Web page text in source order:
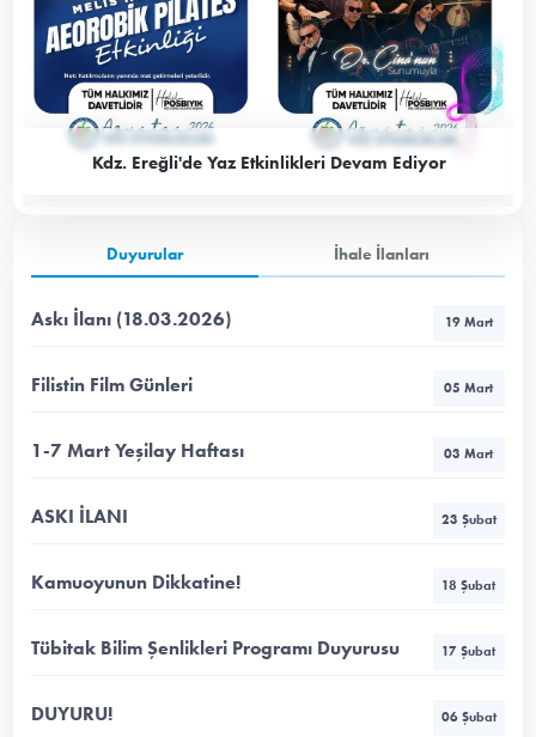
Kdz. Ereğli'de Yaz Etkinlikleri Devam Ediyor
Duyurular İhale İlanları
Askı İlanı (18.03.2026) 19 Mart
Filistin Film Günleri 05 Mart
1-7 Mart Yeşilay Haftası 03 Mart
ASKI İLANI 23 Şubat
Kamuoyunun Dikkatine! 18 Şubat
Tübitak Bilim Şenlikleri Programı Duyurusu 17 Şubat
DUYURU! 06 Şubat